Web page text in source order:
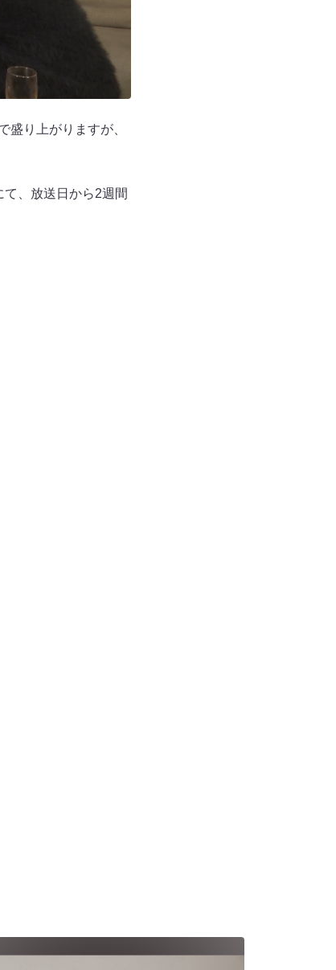
り上がりますが、
、放送日から2週間